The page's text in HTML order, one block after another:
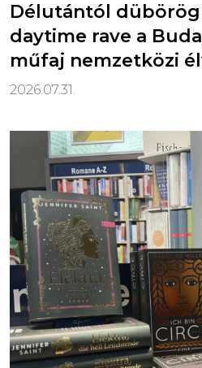
Délutántól dübörög
daytime rave a
műfaj nemzetközi
2026.07.31.